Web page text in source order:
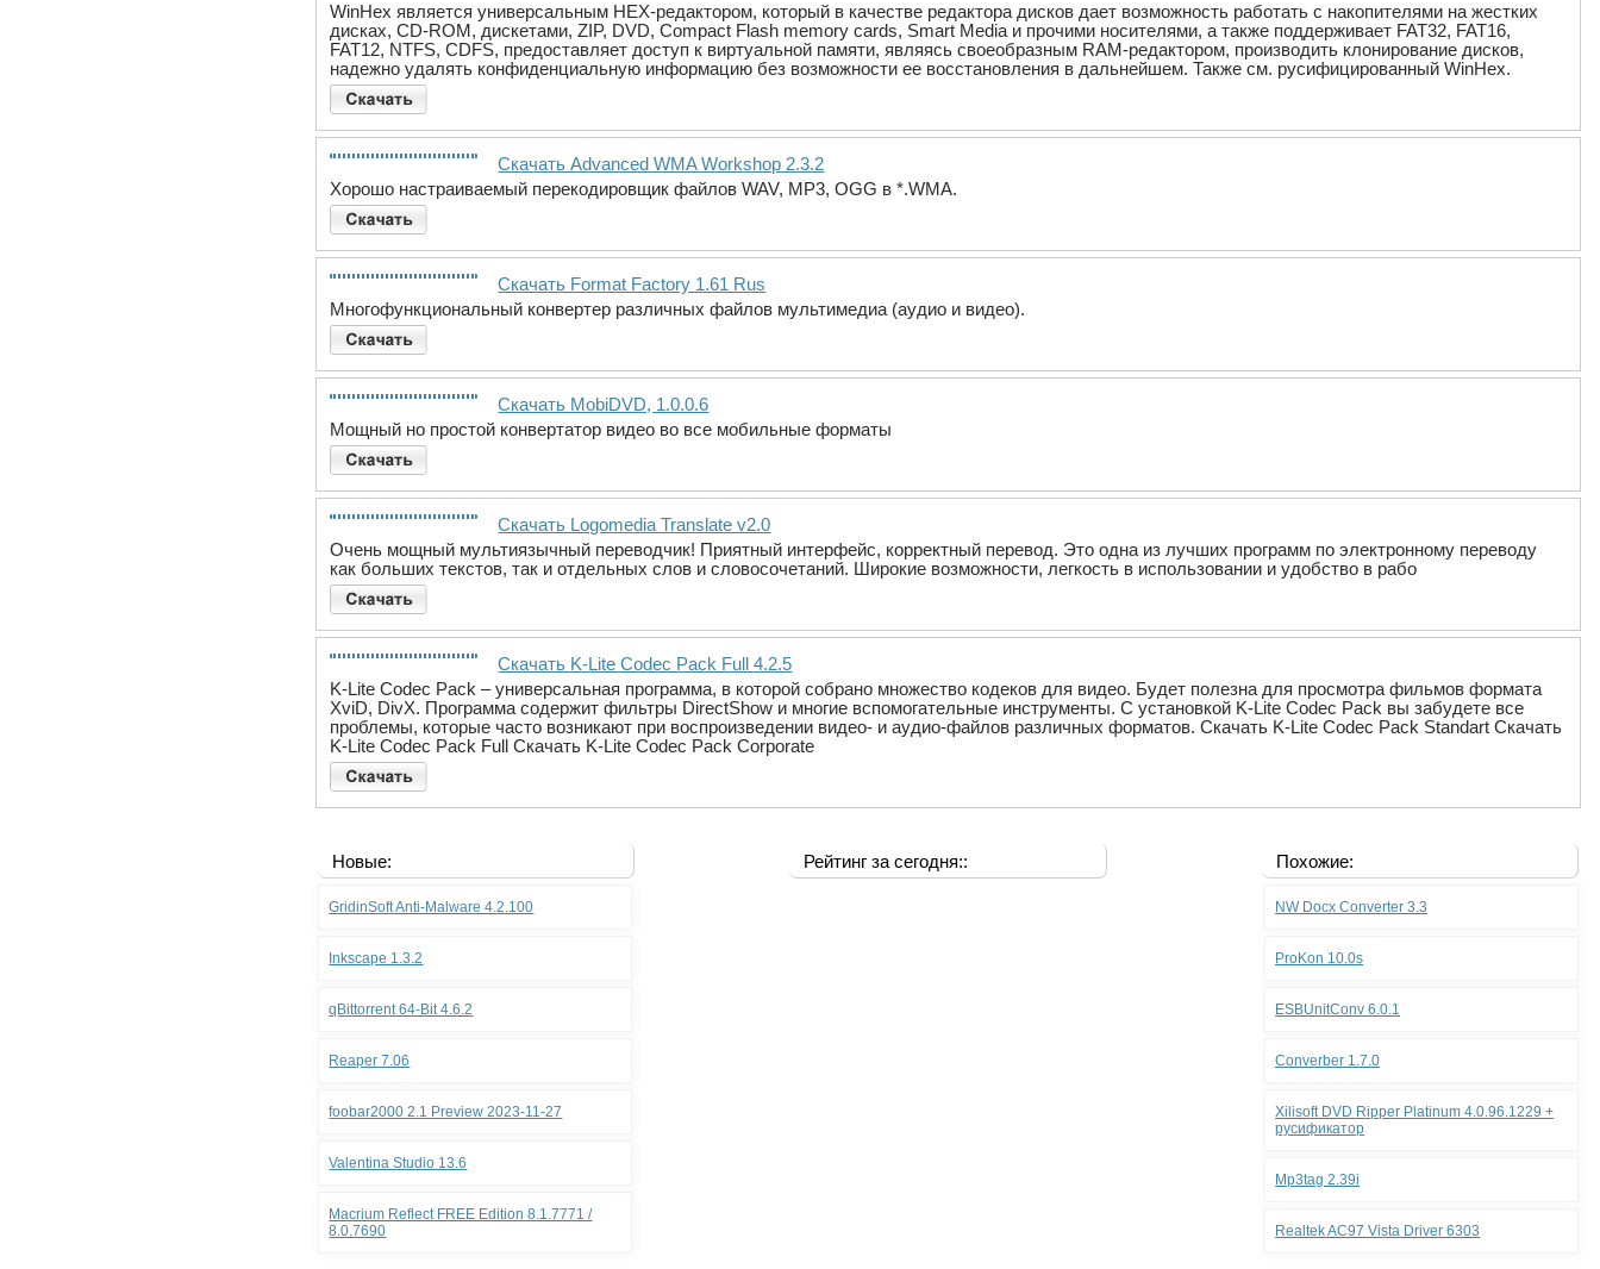
WinHex является универсальным HEX-редактором, который в качестве редактора дисков дает возможность работать с накопителями на жестких
дисках, CD-ROM, дискетами, ZIP, DVD, Compact Flash memory cards, Smart Media и прочими носителями, а также поддерживает FAT32, FAT16,
FAT12, NTFS, CDFS, предоставляет доступ к виртуальной памяти, являясь своеобразным RAM-редактором, производить клонирование дисков,
надежно удалять конфиденциальную информацию без возможности ее восстановления в дальнейшем. Также см. русифицированный WinHex.
Скачать Advanced WMA Workshop 2.3.2
Хорошо настраиваемый перекодировщик файлов WAV, MP3, OGG в *.WMA.
Скачать Format Factory 1.61 Rus
Многофункциональный конвертер различных файлов мультимедиа (аудио и видео).
Скачать MobiDVD, 1.0.0.6
Мощный но простой конвертатор видео во все мобильные форматы
Скачать Logomedia Translate v2.0
Очень мощный мультиязычный переводчик! Приятный интерфейс, корректный перевод. Это одна из лучших программ по электронному переводу
как больших текстов, так и отдельных слов и словосочетаний. Широкие возможности, легкость в использовании и удобство в рабо
Скачать K-Lite Codec Pack Full 4.2.5
K-Lite Codec Pack – универсальная программа, в которой собрано множество кодеков для видео. Будет полезна для просмотра фильмов формата
XviD, DivX. Программа содержит фильтры DirectShow и многие вспомогательные инструменты. С установкой K-Lite Codec Pack вы забудете все
проблемы, которые часто возникают при воспроизведении видео- и аудио-файлов различных форматов. Скачать K-Lite Codec Pack Standart Скачать
K-Lite Codec Pack Full Скачать K-Lite Codec Pack Corporate
Новые:
GridinSoft Anti-Malware 4.2.100
Inkscape 1.3.2
qBittorrent 64-Bit 4.6.2
Reaper 7.06
foobar2000 2.1 Preview 2023-11-27
Valentina Studio 13.6
Macrium Reflect FREE Edition 8.1.7771 /
8.0.7690
Рейтинг за сегодня:: Похожие:
NW Docx Converter 3.3
ProKon 10.0s
ESBUnitConv 6.0.1
Converber 1.7.0
Xilisoft DVD Ripper Platinum 4.0.96.1229 +
русификатор
Mp3tag 2.39i
Realtek AC97 Vista Driver 6303